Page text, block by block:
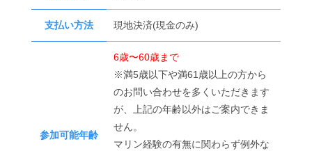
支払い方法 現地決済(現金のみ)
参加可能年齢
6歳〜60歳まで
※満5歳以下や満61歳以上の方から
のお問い合わせを多くいただきます
が、上記の年齢以外はご案内できま
せん。
マリン経験の有無に関わらず例外な